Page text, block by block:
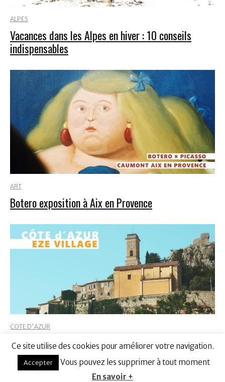
ALPES
Vacances dans les Alpes en hiver : 10 conseils
indispensables
ART
Botero exposition à Aix en Provence
COTE D'AZUR
Que faire à Èze village perché en Provence ?
Ce site utilise des cookies pour améliorer votre navigation.
Accepter
Vous pouvez les supprimer à tout moment
En savoir +